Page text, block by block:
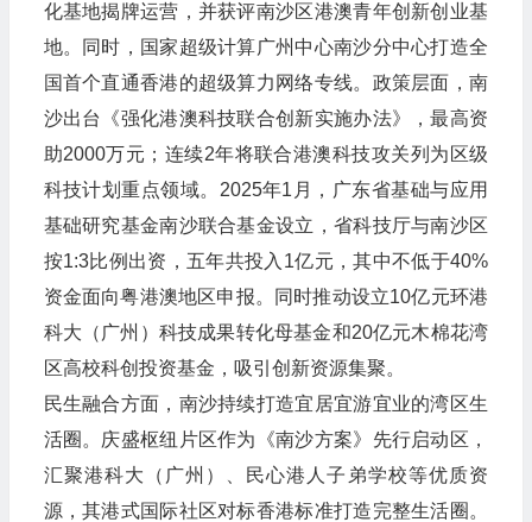
化基地揭牌运营，并获评南沙区港澳青年创新创业基
地。同时，国家超级计算广州中心南沙分中心打造全
国首个直通香港的超级算力网络专线。政策层面，南
沙出台《强化港澳科技联合创新实施办法》，最高资
助2000万元；连续2年将联合港澳科技攻关列为区级
科技计划重点领域。2025年1月，广东省基础与应用
基础研究基金南沙联合基金设立，省科技厅与南沙区
按1:3比例出资，五年共投入1亿元，其中不低于40%
资金面向粤港澳地区申报。同时推动设立10亿元环港
科大（广州）科技成果转化母基金和20亿元木棉花湾
区高校科创投资基金，吸引创新资源集聚。
民生融合方面，南沙持续打造宜居宜游宜业的湾区生
活圈。庆盛枢纽片区作为《南沙方案》先行启动区，
汇聚港科大（广州）、民心港人子弟学校等优质资
源，其港式国际社区对标香港标准打造完整生活圈。